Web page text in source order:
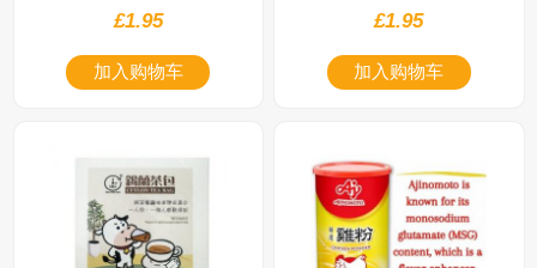
£1.95
加入购物车
£1.95
加入购物车